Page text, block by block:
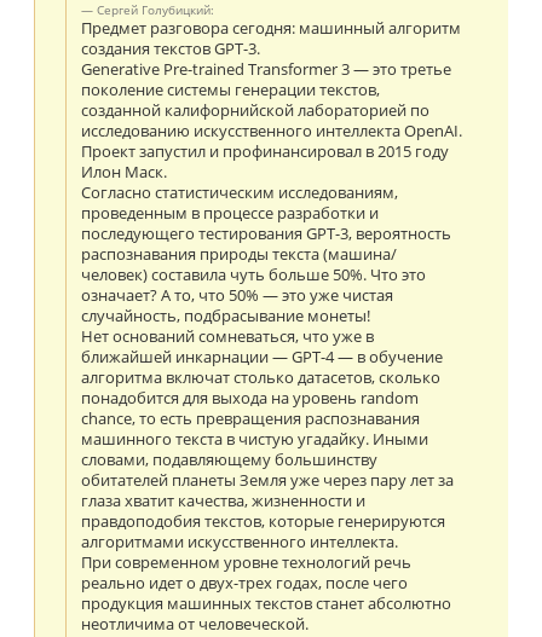
Сергей Голубицкий:
Предмет разговора сегодня: машинный алгоритм
создания текстов GPT-3.
Generative Pre-trained Transformer 3 — это третье
поколение системы генерации текстов,
созданной калифорнийской лабораторией по
исследованию искусственного интеллекта OpenAI.
Проект запустил и профинансировал в 2015 году
Илон Маск.
Согласно статистическим исследованиям,
проведенным в процессе разработки и
последующего тестирования GPT-3, вероятность
распознавания природы текста (машина/
человек) составила чуть больше 50%. Что это
означает? А то, что 50% — это уже чистая
случайность, подбрасывание монеты!
Нет оснований сомневаться, что уже в
ближайшей инкарнации — GPT-4 — в обучение
алгоритма включат столько датасетов, сколько
понадобится для выхода на уровень random
chance, то есть превращения распознавания
машинного текста в чистую угадайку. Иными
словами, подавляющему большинству
обитателей планеты Земля уже через пару лет за
глаза хватит качества, жизненности и
правдоподобия текстов, которые генерируются
алгоритмами искусственного интеллекта.
При современном уровне технологий речь
реально идет о двух-трех годах, после чего
продукция машинных текстов станет абсолютно
неотличима от человеческой.